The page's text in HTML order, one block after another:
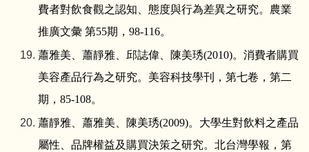
費者對飲食觀之認知、態度與行為差異之研究。農業
推廣文彙 第55期， 98-116。
蕭雅美、蕭靜雅、邱誌偉、陳美琇(2010)。消費者購買
美容產品行為之研究。美容科技學刊，第七卷，第二
期， 85-108。
蕭靜雅、蕭雅美、陳美琇(2009)。大學生對飲料之產品
屬性、品牌權益及購買決策之研究。北台灣學報，第